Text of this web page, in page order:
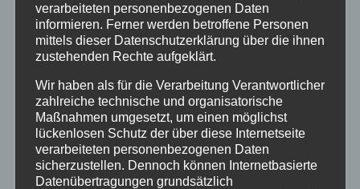
Mayen-Koblenz
Neuwied
Polizei
Rettungsdienst
Rhein-Lahn
verarbeiteten personenbezogenen Daten
informieren. Ferner werden betroffene Personen
mittels dieser Datenschutzerklärung über die ihnen
zustehenden Rechte aufgeklärt.
Wir haben als für die Verarbeitung Verantwortlicher
zahlreiche technische und organisatorische
Maßnahmen umgesetzt, um einen möglichst
lückenlosen Schutz der über diese Internetseite
verarbeiteten personenbezogenen Daten
sicherzustellen. Dennoch können Internetbasierte
Datenübertragungen grundsätzlich